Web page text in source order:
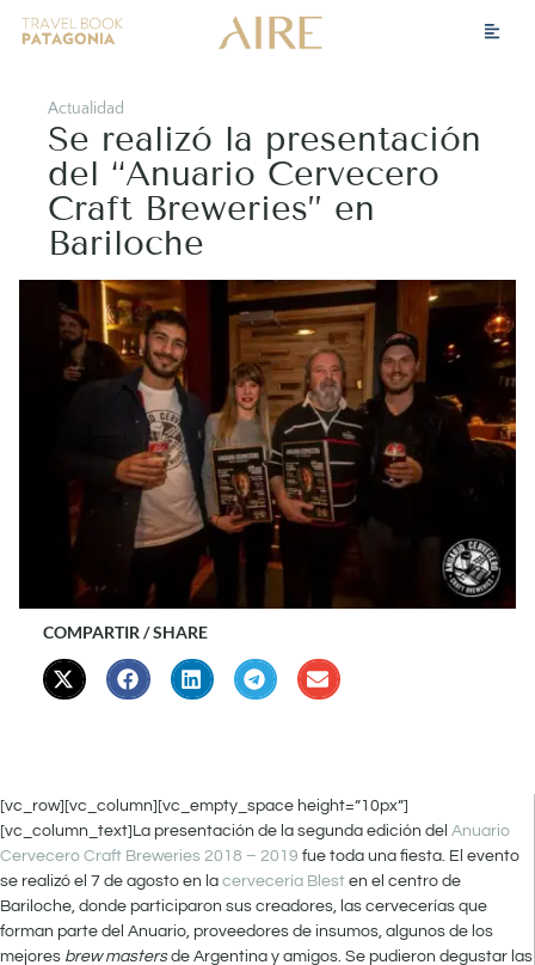
Actualidad
Se realizó la presentación
del “Anuario Cervecero
Craft Breweries” en
Bariloche
COMPARTIR / SHARE
[vc_row][vc_column][vc_empty_space height=”10px”]
[vc_column_text]La presentación de la segunda edición del Anuario
Cervecero Craft Breweries 2018 – 2019 fue toda una fiesta. El evento
se realizó el 7 de agosto en la cervecería Blest en el centro de
Bariloche, donde participaron sus creadores, las cervecerías que
forman parte del Anuario, proveedores de insumos, algunos de los
mejores brew mastersde Argentina y amigos. Se pudieron degustar las